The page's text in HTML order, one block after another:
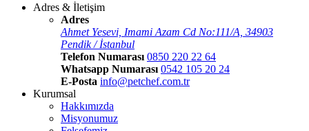
Adres & İletişim
Adres
Ahmet Yesevi, Imami Azam Cd No:111/A, 34903
Pendik / İstanbul
Telefon Numarası 0850 220 22 64
Whatsapp Numarası 0542 105 20 24
E-Posta info@petchef.com.tr
Kurumsal
Hakkımızda
Misyonumuz